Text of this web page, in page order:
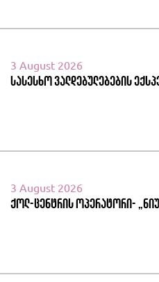
3 August 2026
სასესხო ვალდებულებების
3 August 2026
ქოლ-ცენტრის ოპერატორი-